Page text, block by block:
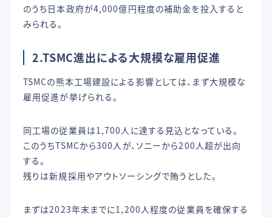
のうち日本政府が4,000億円程度の補助金を投入すると
みられる。
2.TSMC進出による大規模な雇用促進
TSMCの熊本工場建設による影響としては、まず大規模な
雇用促進が挙げられる。
同工場の従業員は1,700人に達する見込となっている。
このうちTSMCから300人が、ソニーから200人超が出向
する。
残りは新規採用やアウトソーシングで賄うとした。
まずは2023年末までに1,200人程度の従業員を確保する